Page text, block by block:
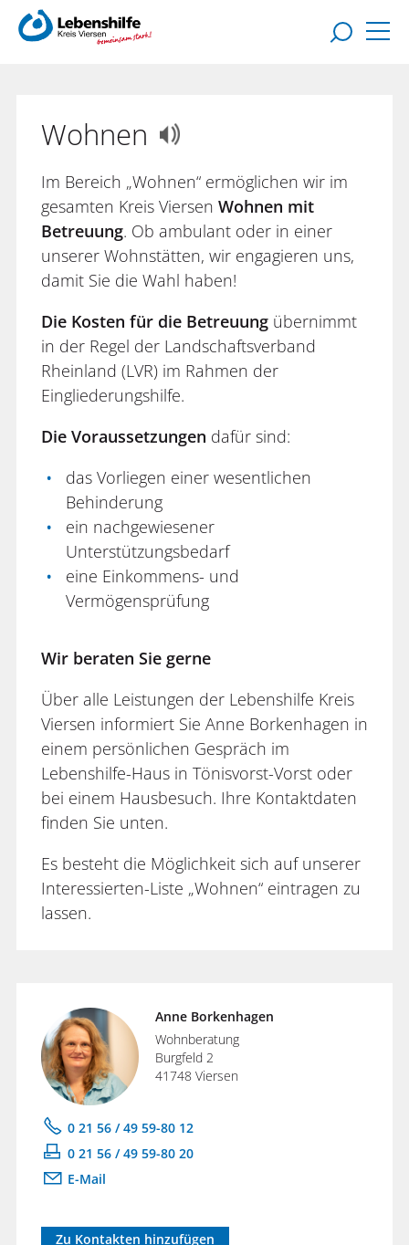
Wohnen
Im Bereich „Wohnen“ ermöglichen wir im
gesamten Kreis Viersen Wohnen mit
Betreuung. Ob ambulant oder in einer
unserer Wohnstätten, wir engagieren uns,
damit Sie die Wahl haben!
Die Kosten für die Betreuung übernimmt
in der Regel der Landschaftsverband
Rheinland (LVR) im Rahmen der
Eingliederungshilfe.
Die Voraussetzungen dafür sind:
das Vorliegen einer wesentlichen
Behinderung
ein nachgewiesener
Unterstützungsbedarf
eine Einkommens- und
Vermögensprüfung
Wir beraten Sie gerne
Über alle Leistungen der Lebenshilfe Kreis
Viersen informiert Sie Anne Borkenhagen in
einem persönlichen Gespräch im
Lebenshilfe-Haus in Tönisvorst-Vorst oder
bei einem Hausbesuch. Ihre Kontaktdaten
finden Sie unten.
Es besteht die Möglichkeit sich auf unserer
Interessierten-Liste „Wohnen“ eintragen zu
lassen.
Anne Borkenhagen
Wohnberatung
Burgfeld 2
41748 Viersen
0 21 56 / 49 59-80 12
0 21 56 / 49 59-80 20
E-Mail
Zu Kontakten hinzufügen